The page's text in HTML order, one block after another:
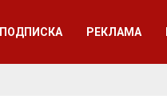
ПОДПИСКА РЕКЛАМА